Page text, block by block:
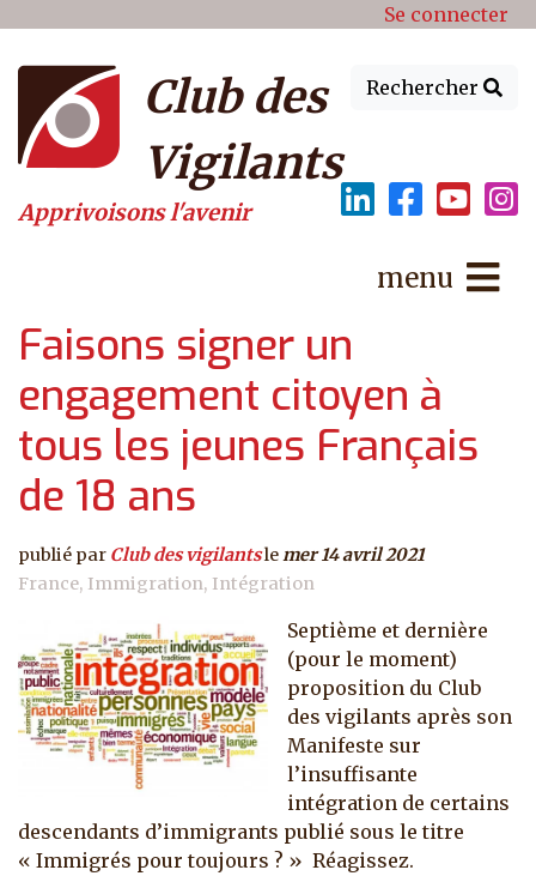
Menu du compte de Se connecter
Rechercher
Club des
Vigilants
Apprivoisons l'avenir
menu
Faisons signer un
engagement citoyen à
tous les jeunes Français
de 18 ans
publié par Club des vigilantslemer 14 avril 2021
France Immigration Intégration
Septième et dernière
(pour le moment)
proposition du Club
des vigilants après son
Manifeste sur
l’insuffisante
intégration de certains
descendants d’immigrants publié sous le titre
« Immigrés pour toujours ? » Réagissez.